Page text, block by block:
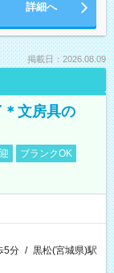
詳細へ
掲載日：2026.08.09
＊文房具の
ブランクOK
5分 / 黒松(宮城県)駅